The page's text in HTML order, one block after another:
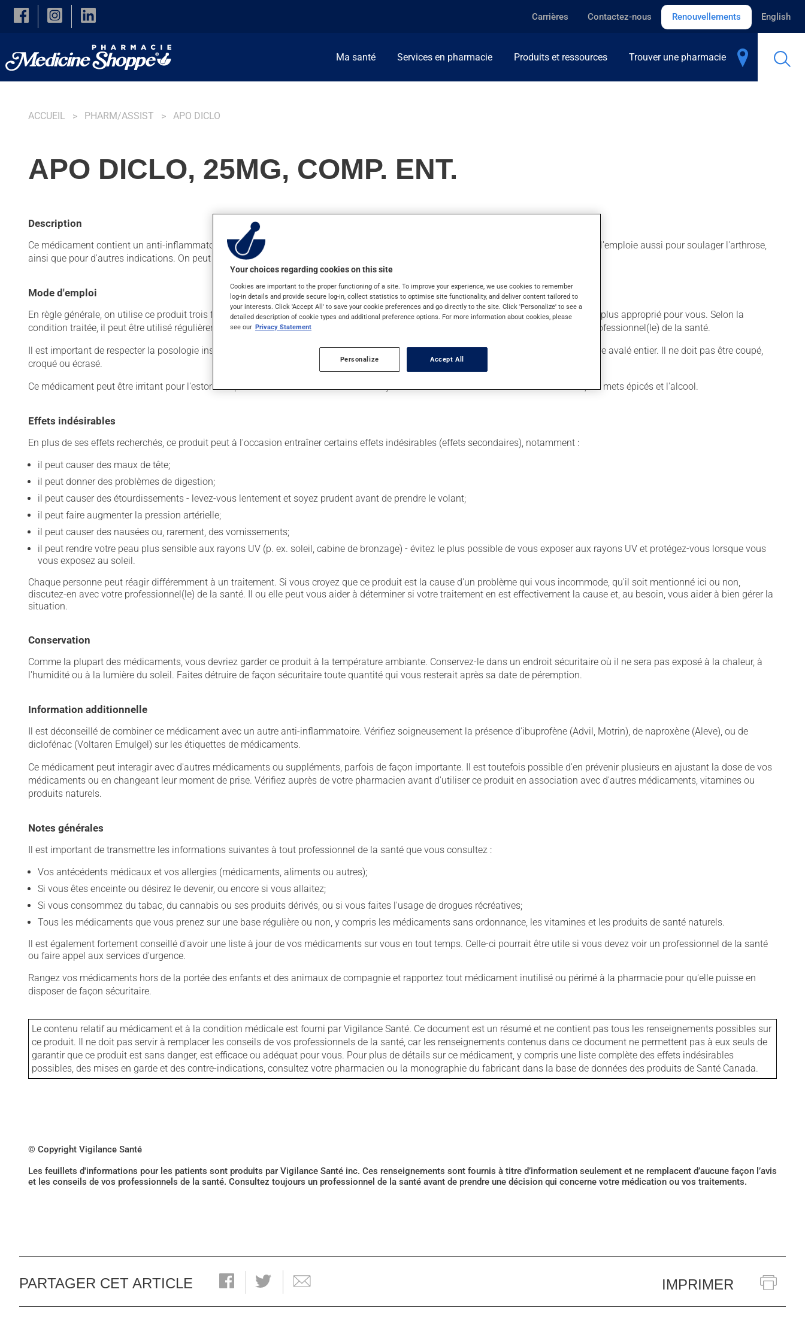
Skip to main content
Carrières Contactez-nous Renouvellements English
Ma santé Services en pharmacie Produits et ressources Trouver une pharmacie
ACCUEIL PHARM/ASSIST APO DICLO
APO DICLO, 25MG, COMP. ENT.
Description
Ce médicament contient un anti-inflammatoire non stéroïdien (AINS). Habituellement, on l'utilise pour soulager l'enflure et la douleur. On l'emploie aussi pour soulager l'arthrose,
ainsi que pour d'autres indications. On peut sentir son action en moins d'une heure.
Mode d'emploi
En règle générale, on utilise ce produit trois fois par jour. Il est possible que votre pharmacien vous ait indiqué un horaire différent qui est plus approprié pour vous. Selon la
condition traitée, il peut être utilisé régulièrement ou seulement au besoin. Respectez les directives qui vous ont été données par votre professionnel(le) de la santé.
Il est important de respecter la posologie inscrite sur l'étiquette. N'en utilisez pas plus, ni plus souvent qu'indiqué. Ce médicament doit être avalé entier. Il ne doit pas être coupé,
croqué ou écrasé.
Ce médicament peut être irritant pour l'estomac : prenez-le avec de la nourriture. Essayez d'éviter les aliments irritants comme le café, les mets épicés et l'alcool.
Effets indésirables
En plus de ses effets recherchés, ce produit peut à l'occasion entraîner certains effets indésirables (effets secondaires), notamment :
il peut causer des maux de tête;
il peut donner des problèmes de digestion;
il peut causer des étourdissements - levez-vous lentement et soyez prudent avant de prendre le volant;
il peut faire augmenter la pression artérielle;
il peut causer des nausées ou, rarement, des vomissements;
il peut rendre votre peau plus sensible aux rayons UV (p. ex. soleil, cabine de bronzage) - évitez le plus possible de vous exposer aux rayons UV et protégez-vous lorsque vous
vous exposez au soleil.
Chaque personne peut réagir différemment à un traitement. Si vous croyez que ce produit est la cause d'un problème qui vous incommode, qu'il soit mentionné ici ou non,
discutez-en avec votre professionnel(le) de la santé. Il ou elle peut vous aider à déterminer si votre traitement en est effectivement la cause et, au besoin, vous aider à bien gérer la
situation.
Conservation
Comme la plupart des médicaments, vous devriez garder ce produit à la température ambiante. Conservez-le dans un endroit sécuritaire où il ne sera pas exposé à la chaleur, à
l'humidité ou à la lumière du soleil. Faites détruire de façon sécuritaire toute quantité qui vous resterait après sa date de péremption.
Information additionnelle
Il est déconseillé de combiner ce médicament avec un autre anti-inflammatoire. Vérifiez soigneusement la présence d'ibuprofène (Advil, Motrin), de naproxène (Aleve), ou de
diclofénac (Voltaren Emulgel) sur les étiquettes de médicaments.
Ce médicament peut interagir avec d'autres médicaments ou suppléments, parfois de façon importante. Il est toutefois possible d'en prévenir plusieurs en ajustant la dose de vos
médicaments ou en changeant leur moment de prise. Vérifiez auprès de votre pharmacien avant d'utiliser ce produit en association avec d'autres médicaments, vitamines ou
produits naturels.
Notes générales
Il est important de transmettre les informations suivantes à tout professionnel de la santé que vous consultez :
Vos antécédents médicaux et vos allergies (médicaments, aliments ou autres);
Si vous êtes enceinte ou désirez le devenir, ou encore si vous allaitez;
Si vous consommez du tabac, du cannabis ou ses produits dérivés, ou si vous faites l'usage de drogues récréatives;
Tous les médicaments que vous prenez sur une base régulière ou non, y compris les médicaments sans ordonnance, les vitamines et les produits de santé naturels.
Il est également fortement conseillé d'avoir une liste à jour de vos médicaments sur vous en tout temps. Celle-ci pourrait être utile si vous devez voir un professionnel de la santé
ou faire appel aux services d'urgence.
Rangez vos médicaments hors de la portée des enfants et des animaux de compagnie et rapportez tout médicament inutilisé ou périmé à la pharmacie pour qu'elle puisse en
disposer de façon sécuritaire.
Le contenu relatif au médicament et à la condition médicale est fourni par Vigilance Santé. Ce document est un résumé et ne contient pas tous les renseignements possibles sur
ce produit. Il ne doit pas servir à remplacer les conseils de vos professionnels de la santé, car les renseignements contenus dans ce document ne permettent pas à eux seuls de
garantir que ce produit est sans danger, est efficace ou adéquat pour vous. Pour plus de détails sur ce médicament, y compris une liste complète des effets indésirables
possibles, des mises en garde et des contre-indications, consultez votre pharmacien ou la monographie du fabricant dans la base de données des produits de Santé Canada.
© Copyright Vigilance Santé
Les feuillets d'informations pour les patients sont produits par Vigilance Santé inc. Ces renseignements sont fournis à titre d’information seulement et ne remplacent d’aucune façon l’avis
et les conseils de vos professionnels de la santé. Consultez toujours un professionnel de la santé avant de prendre une décision qui concerne votre médication ou vos traitements.
PARTAGER CET ARTICLE IMPRIMER
Your choices regarding cookies on this site
Cookies are important to the proper functioning of a site. To improve your experience, we use cookies to remember
log-in details and provide secure log-in, collect statistics to optimise site functionality, and deliver content tailored to
your interests. Click 'Accept All' to save your cookie preferences and go directly to the site. Click 'Personalize' to see a
detailed description of cookie types and additional preference options. For more information about cookies, please
see our Privacy Statement
Personalize Accept All